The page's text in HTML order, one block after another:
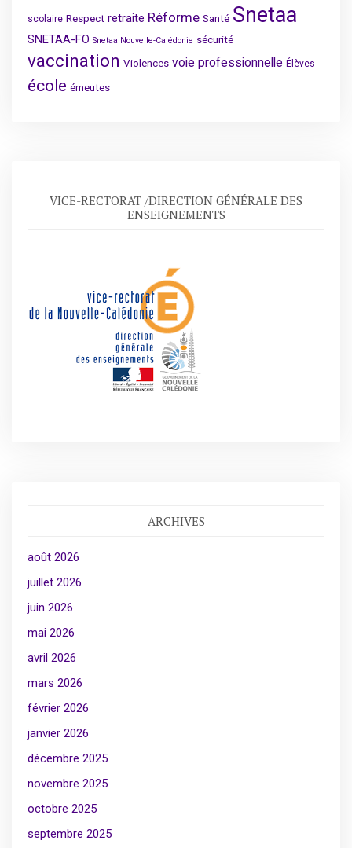
scolaire Respect retraite Réforme Santé Snetaa
SNETAA-FO Snetaa Nouvelle-Calédonie sécurité
vaccination Violences voie professionnelle Élèves
école émeutes
VICE-RECTORAT /DIRECTION GÉNÉRALE DES
ENSEIGNEMENTS
ARCHIVES
août 2026
juillet 2026
juin 2026
mai 2026
avril 2026
mars 2026
février 2026
janvier 2026
décembre 2025
novembre 2025
octobre 2025
septembre 2025